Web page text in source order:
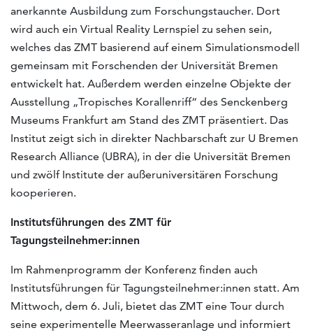
anerkannte Ausbildung zum Forschungstaucher. Dort
wird auch ein Virtual Reality Lernspiel zu sehen sein,
welches das ZMT basierend auf einem Simulationsmodell
gemeinsam mit Forschenden der Universität Bremen
entwickelt hat. Außerdem werden einzelne Objekte der
Ausstellung „Tropisches Korallenriff“ des Senckenberg
Museums Frankfurt am Stand des ZMT präsentiert. Das
Institut zeigt sich in direkter Nachbarschaft zur U Bremen
Research Alliance (UBRA), in der die Universität Bremen
und zwölf Institute der außeruniversitären Forschung
kooperieren.
Institutsführungen des ZMT für
Tagungsteilnehmer:innen
Im Rahmenprogramm der Konferenz finden auch
Institutsführungen für Tagungsteilnehmer:innen statt. Am
Mittwoch, dem 6. Juli, bietet das ZMT eine Tour durch
seine experimentelle Meerwasseranlage und informiert